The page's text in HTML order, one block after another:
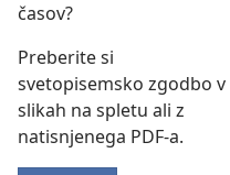
časov?
Preberite si
svetopisemsko zgodbo v
slikah na spletu ali z
natisnjenega PDF-a.